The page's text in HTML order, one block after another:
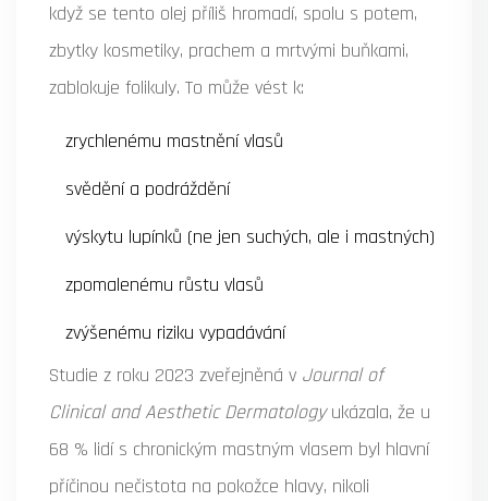
když se tento olej příliš hromadí, spolu s potem,
zbytky kosmetiky, prachem a mrtvými buňkami,
zablokuje folikuly. To může vést k:
zrychlenému mastnění vlasů
svědění a podráždění
výskytu lupínků (ne jen suchých, ale i mastných)
zpomalenému růstu vlasů
zvýšenému riziku vypadávání
Studie z roku 2023 zveřejněná v Journal of
Clinical and Aesthetic Dermatologyukázala, že u
68 % lidí s chronickým mastným vlasem byl hlavní
příčinou nečistota na pokožce hlavy, nikoli